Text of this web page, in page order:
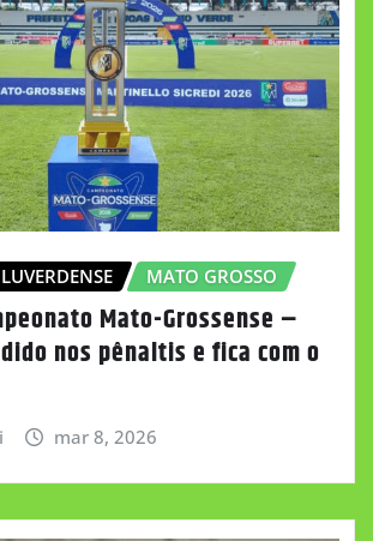
LUVERDENSE MATO GROSSO
Mato-Grossense –
nos pênaltis e fica com o
mar 8, 2026